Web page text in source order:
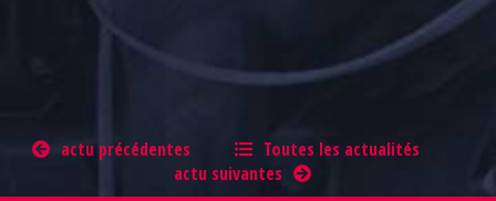
actu précédentes
Toutes les actualités
actu suivantes